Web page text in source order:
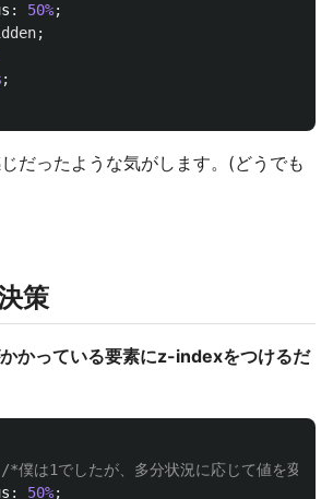
: 50%;
;
;
だったような気がします。(どうでも
策
かっている要素にz-indexをつけるだ
/*僕は1でしたが、多分状況に応じて値を変え
: 50%;